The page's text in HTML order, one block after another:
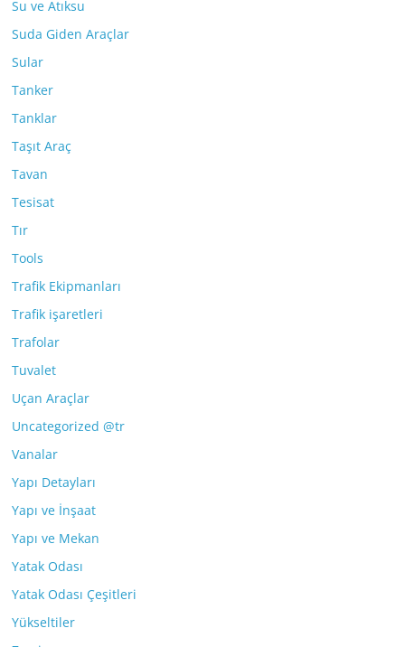
Su ve Atıksu
Suda Giden Araçlar
Sular
Tanker
Tanklar
Taşıt Araç
Tavan
Tesisat
Tır
Tools
Trafik Ekipmanları
Trafik işaretleri
Trafolar
Tuvalet
Uçan Araçlar
Uncategorized @tr
Vanalar
Yapı Detayları
Yapı ve İnşaat
Yapı ve Mekan
Yatak Odası
Yatak Odası Çeşitleri
Yükseltiler